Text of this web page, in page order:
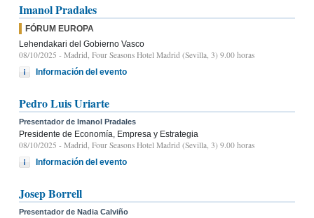
Imanol Pradales
FÓRUM EUROPA
Lehendakari del Gobierno Vasco
08/10/2025 - Madrid, Four Seasons Hotel Madrid (Sevilla, 3) 9.00 horas
Información del evento
Pedro Luis Uriarte
Presentador de Imanol Pradales
Presidente de Economía, Empresa y Estrategia
08/10/2025 - Madrid, Four Seasons Hotel Madrid (Sevilla, 3) 9.00 horas
Información del evento
Josep Borrell
Presentador de Nadia Calviño